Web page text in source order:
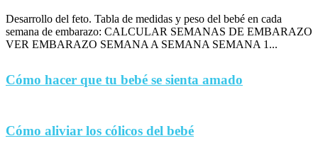
Desarrollo del feto. Tabla de medidas y peso del bebé en cada
semana de embarazo: CALCULAR SEMANAS DE EMBARAZO
VER EMBARAZO SEMANA A SEMANA SEMANA 1...
Cómo hacer que tu bebé se sienta amado
Cómo aliviar los cólicos del bebé